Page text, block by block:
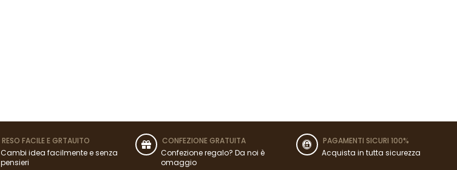
RESO FACILE E GRTAUITO
Cambi idea facilmente e senza
pensieri
CONFEZIONE GRATUITA
Confezione regalo? Da noi è
omaggio
PAGAMENTI SICURI 100%
Acquista in tutta sicurezza